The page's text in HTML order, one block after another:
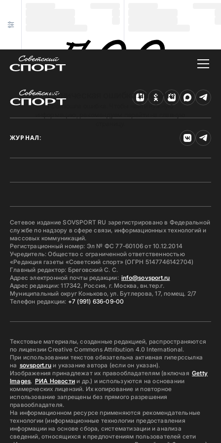
Техническая ошибка на сайте
Произошла ошибка. Чтобы найти нужную
ЖУРНАЛ:
Сетевое издание SOVSPORT RU зарегистрировано в Федеральной
службе по надзору в сфере связи, информационных технологий и
массовых коммуникаций.
Регистрационный номер: Эл № ФС 77-60106 от 10.12.2014
Учредитель: Общество с ограниченной ответственностью
«Редакция газеты «Советский спорт» (ОГРН 5147746142704)
Главный редактор: Бреговский С. С.
Адрес электронной почты редакции: info@sovsport.ru
Адрес редакции: 117342, Россия, г. Москва, вн.тер.г.
Муниципальный округ Коньково, ул. Бутлерова, 17, помещ. 2/7
Телефон редакции: +7 (991) 636-09-00
Текстовые материалы, созданные редакцией, распространяются
по лицензии Creative Commons Attribution 4.0 International.
При использовании текстов обязательна активная гиперссылка
на sovsport.ruи указание автора (если он указан).
Изображения принадлежат их правообладателям (включая Getty
Images, РИА Новостии др.) и используются на основании
коммерческих лицензий. Их копирование и повторное
использование запрещены без прямого разрешения
правообладателя.
На информационном ресурсе применяются рекомендательные
технологии (информационные технологии предоставления
информации на основе сбора, систематизации и анализа
сведений, относящихся к предпочтениям пользователей сети